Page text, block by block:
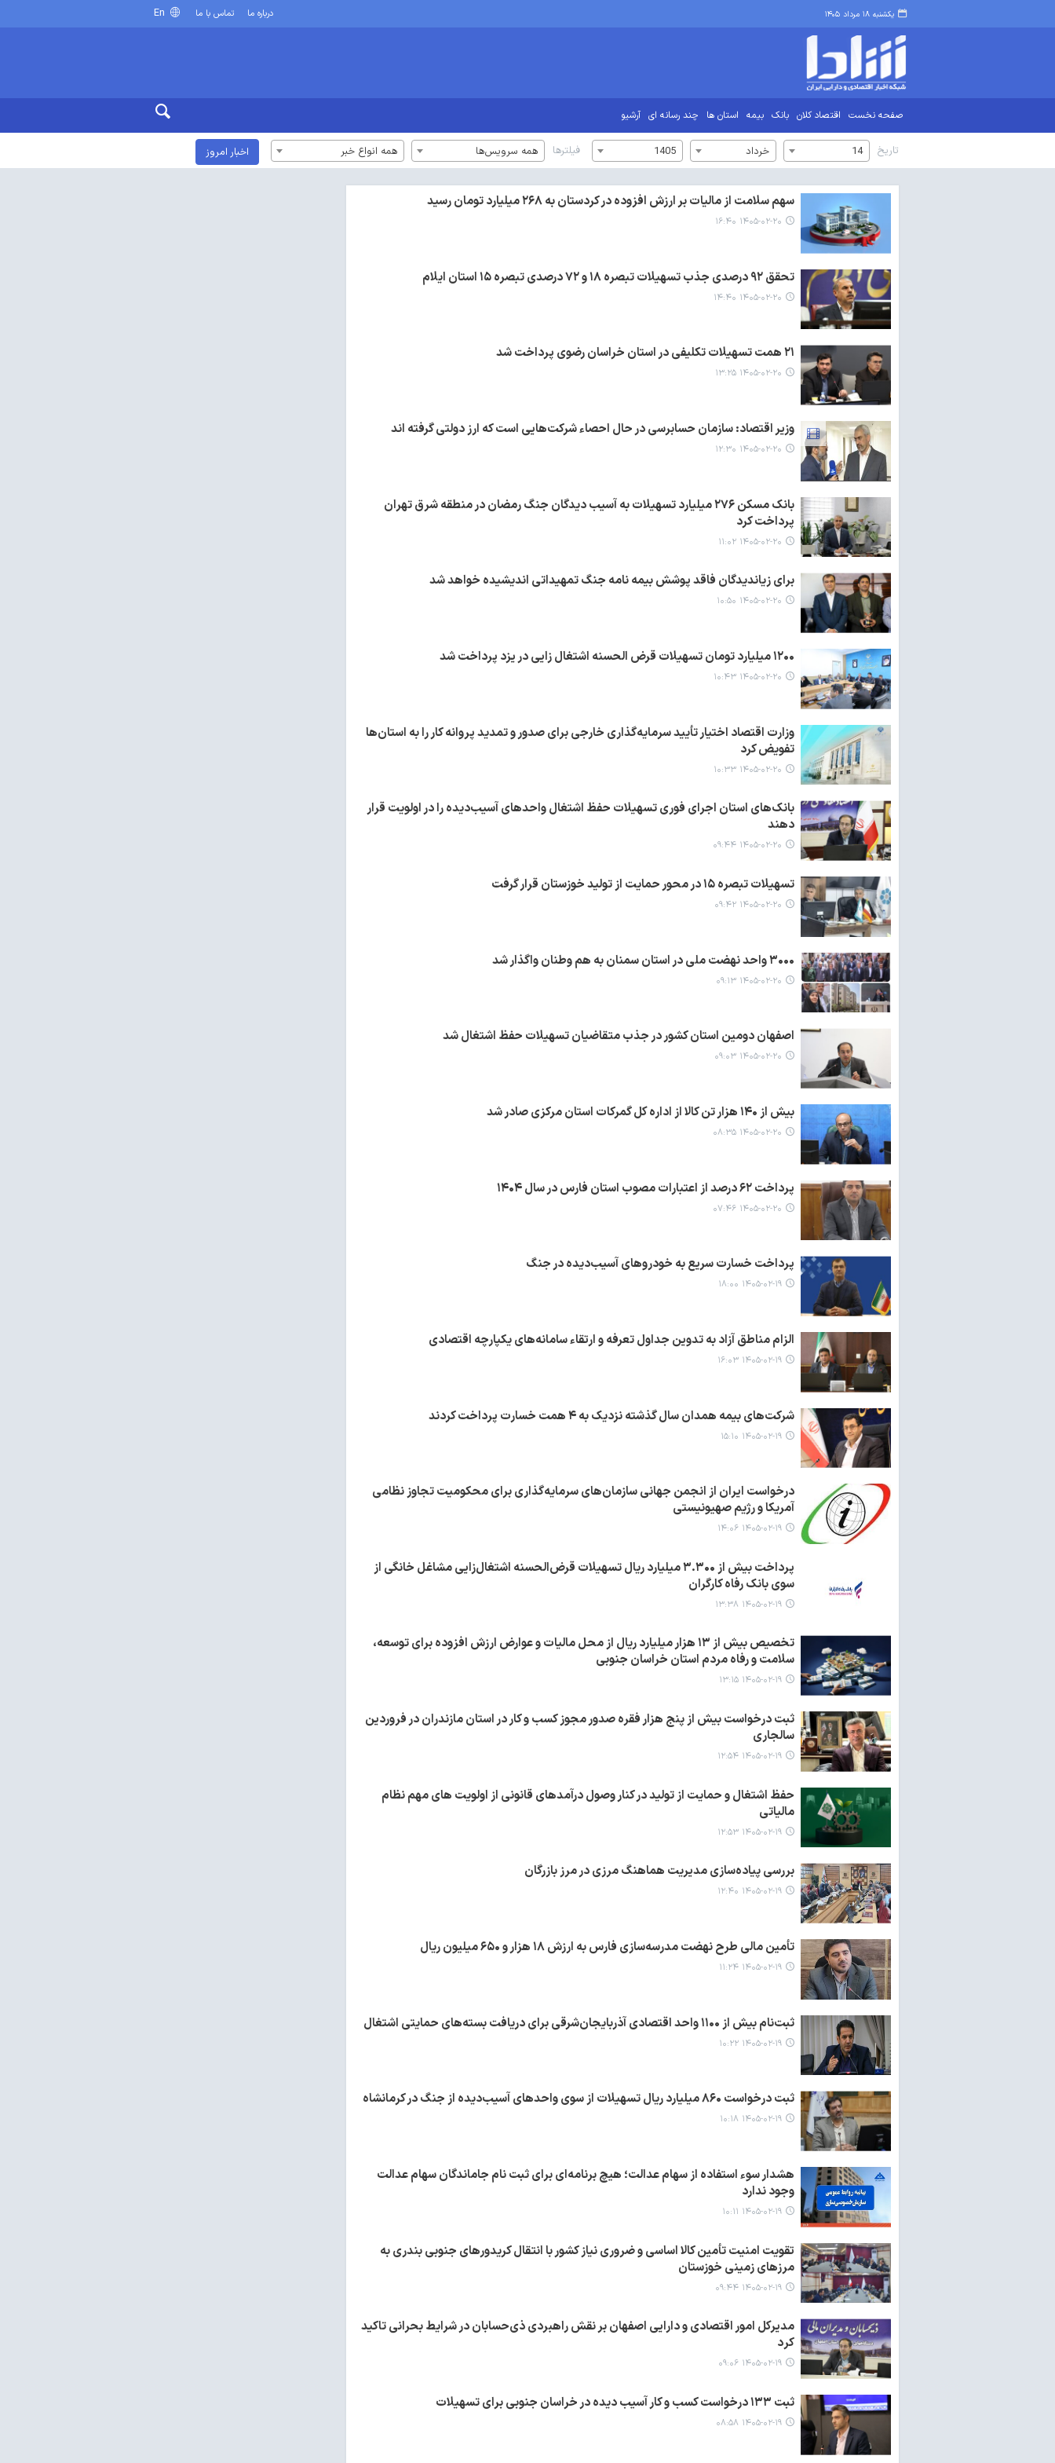
یکشنبه ۱۸ مرداد ۱۴۰۵ درباره ما تماس با ما
صفحه نخست اقتصاد کلان بانک بیمه استان ها چند رسانه ای آرشیو
تاریخ 14 خرداد 1405 فیلترها همه سرویس‌ها همه انواع خبر اخبار امروز
سهم سلامت از مالیات بر ارزش افزوده در کردستان به ۲۶۸ میلیارد تومان رسید
۱۴۰۵-۰۲-۲۰ ۱۶:۴۰
تحقق ۹۲ درصدی جذب تسهیلات تبصره ۱۸ و ۷۲ درصدی تبصره ۱۵ استان ایلام
۱۴۰۵-۰۲-۲۰ ۱۴:۴۰
۲۱ همت تسهیلات تکلیفی در استان خراسان رضوی پرداخت شد
۱۴۰۵-۰۲-۲۰ ۱۳:۲۵
وزیر اقتصاد: سازمان حسابرسی در حال احصاء شرکت‌هایی است که ارز دولتی گرفته اند
۱۴۰۵-۰۲-۲۰ ۱۲:۳۰
بانک مسکن ۲۷۶ میلیارد تسهیلات به آسیب دیدگان جنگ رمضان در منطقه شرق تهران
پرداخت کرد
۱۴۰۵-۰۲-۲۰ ۱۱:۰۲
برای زیاندیدگان فاقد پوشش بیمه نامه جنگ تمهیداتی اندیشیده خواهد شد
۱۴۰۵-۰۲-۲۰ ۱۰:۵۰
۱۲۰۰ میلیارد تومان تسهیلات قرض الحسنه اشتغال زایی در یزد پرداخت شد
۱۴۰۵-۰۲-۲۰ ۱۰:۴۳
وزارت اقتصاد اختیار تأیید سرمایه‌گذاری خارجی برای صدور و تمدید پروانه کار را به استان‌ها
تفویض کرد
۱۴۰۵-۰۲-۲۰ ۱۰:۳۳
بانک‌های استان اجرای فوری تسهیلات حفظ اشتغال واحدهای آسیب‌دیده را در اولویت قرار
دهند
۱۴۰۵-۰۲-۲۰ ۰۹:۴۴
تسهیلات تبصره ۱۵ در محور حمایت از تولید خوزستان قرار گرفت
۱۴۰۵-۰۲-۲۰ ۰۹:۴۲
۳۰۰۰ واحد نهضت ملی در استان سمنان به هم وطنان واگذار شد
۱۴۰۵-۰۲-۲۰ ۰۹:۱۳
اصفهان دومین استان کشور در جذب متقاضیان تسهیلات حفظ اشتغال شد
۱۴۰۵-۰۲-۲۰ ۰۹:۰۳
بیش از ۱۴۰ هزار تن کالا از اداره کل گمرکات استان مرکزی صادر شد
۱۴۰۵-۰۲-۲۰ ۰۸:۳۵
پرداخت ۶۲ درصد از اعتبارات مصوب استان فارس در سال ۱۴۰۴
۱۴۰۵-۰۲-۲۰ ۰۷:۴۶
پرداخت خسارت سریع به خودروهای آسیب‌دیده در جنگ
۱۴۰۵-۰۲-۱۹ ۱۸:۰۰
الزام مناطق آزاد به تدوین جداول تعرفه و ارتقاء سامانه‌های یکپارچه اقتصادی
۱۴۰۵-۰۲-۱۹ ۱۶:۰۳
شرکت‌های بیمه همدان سال گذشته نزدیک به ۴ همت خسارت پرداخت کردند
۱۴۰۵-۰۲-۱۹ ۱۵:۱۰
درخواست ایران از انجمن جهانی سازمان‌های سرمایه‌گذاری برای محکومیت تجاوز نظامی
آمریکا و رژیم صهیونیستی
۱۴۰۵-۰۲-۱۹ ۱۴:۰۶
پرداخت بیش از ۳.۳۰۰ میلیارد ریال تسهیلات قرض‌الحسنه اشتغال‌زایی مشاغل خانگی از
سوی بانک رفاه کارگران
۱۴۰۵-۰۲-۱۹ ۱۳:۳۸
تخصیص بیش از ۱۳ هزار میلیارد ریال از محل مالیات و عوارض ارزش افزوده برای توسعه،
سلامت و رفاه مردم استان خراسان جنوبی
۱۴۰۵-۰۲-۱۹ ۱۳:۱۵
ثبت درخواست بیش از پنج هزار فقره صدور مجوز کسب و کار در استان مازندران در فروردین
سالجاری
۱۴۰۵-۰۲-۱۹ ۱۲:۵۴
حفظ اشتغال و حمایت از تولید در کنار وصول درآمدهای قانونی از اولویت های مهم نظام
مالیاتی
۱۴۰۵-۰۲-۱۹ ۱۲:۵۳
بررسی پیاده‌سازی مدیریت هماهنگ مرزی در مرز بازرگان
۱۴۰۵-۰۲-۱۹ ۱۲:۴۰
تأمین مالی طرح نهضت مدرسه‌سازی فارس به ارزش ۱۸ هزار و ۶۵۰ میلیون ریال
۱۴۰۵-۰۲-۱۹ ۱۱:۲۴
ثبت‌نام بیش از ۱۱۰۰ واحد اقتصادی آذربایجان‌شرقی برای دریافت بسته‌های حمایتی اشتغال
۱۴۰۵-۰۲-۱۹ ۱۰:۲۲
ثبت درخواست ۸۶۰ میلیارد ریال تسهیلات از سوی واحدهای آسیب‌دیده از جنگ در کرمانشاه
۱۴۰۵-۰۲-۱۹ ۱۰:۱۸
هشدار سوء استفاده از سهام عدالت؛ هیچ برنامه‌ای برای ثبت نام جاماندگان سهام عدالت
وجود ندارد
۱۴۰۵-۰۲-۱۹ ۱۰:۱۱
تقویت امنیت تأمین کالا اساسی و ضروری نیاز کشور با انتقال کریدورهای جنوبی بندری به
مرزهای زمینی خوزستان
۱۴۰۵-۰۲-۱۹ ۰۹:۴۴
مدیرکل امور اقتصادی و دارایی اصفهان بر نقش راهبردی ذی‌حسابان در شرایط بحرانی تاکید
کرد
۱۴۰۵-۰۲-۱۹ ۰۹:۰۶
ثبت ۱۳۳ درخواست کسب و کار آسیب دیده در خراسان جنوبی برای تسهیلات
۱۴۰۵-۰۲-۱۹ ۰۸:۵۸